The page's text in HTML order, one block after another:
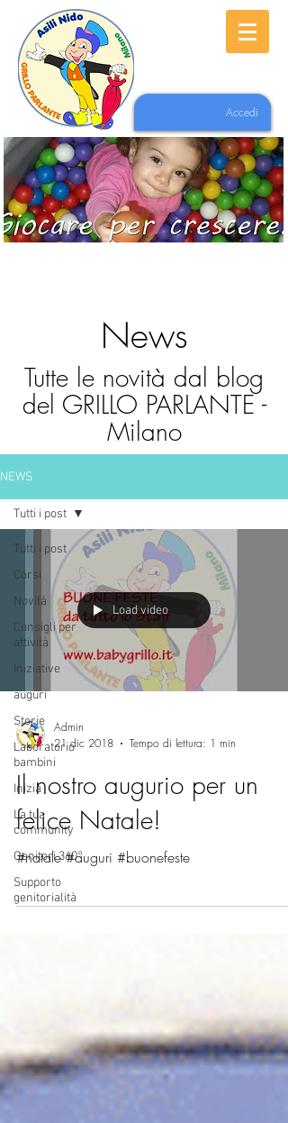
Accedi
News
Tutte le novità dal blog
del GRILLO PARLANTE -
Milano
NEWS
Tutti i post
Corsi
Novità
Consigli per
attività
Iniziative
auguri
Storie
Laboratorio
bambini
Inizia
La tua
community
Genitori 360°
Supporto
genitorialità
Tutti i post
Load video
Admin
21 dic 2018
Tempo di lettura: 1 min
Il nostro augurio per un
felice Natale!
#natale #auguri #buonefeste